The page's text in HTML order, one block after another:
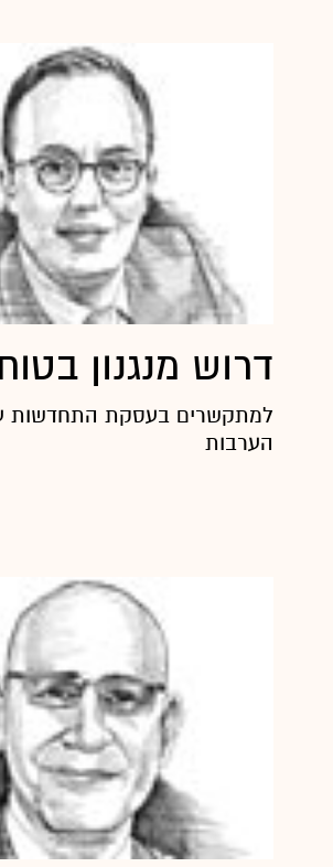
דרוש מנגנון
למתקשרים בעסקת התחדשות
הערבות